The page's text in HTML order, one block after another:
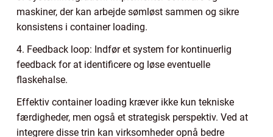
maskiner, der kan arbejde sømløst sammen og sikre
konsistens i container loading.
4. Feedback loop: Indfør et system for kontinuerlig
feedback for at identificere og løse eventuelle
flaskehalse.
Effektiv container loading kræver ikke kun tekniske
færdigheder, men også et strategisk perspektiv. Ved at
integrere disse trin kan virksomheder opnå bedre